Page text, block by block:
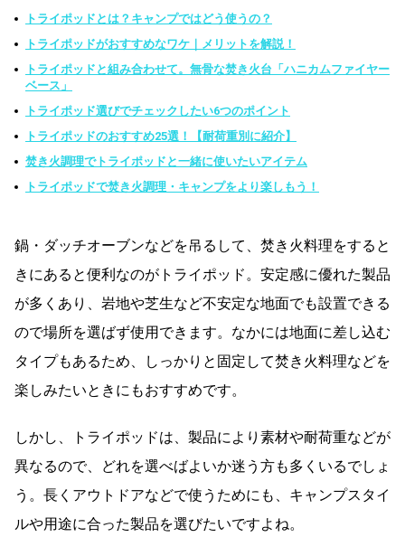
トライポッドとは？キャンプではどう使うの？
トライポッドがおすすめなワケ｜メリットを解説！
トライポッドと組み合わせて。無骨な焚き火台「ハニカムファイヤー
ベース」
トライポッド選びでチェックしたい6つのポイント
トライポッドのおすすめ25選！【耐荷重別に紹介】
焚き火調理でトライポッドと一緒に使いたいアイテム
トライポッドで焚き火調理・キャンプをより楽しもう！
鍋・ダッチオーブンなどを吊るして、焚き火料理をすると
きにあると便利なのがトライポッド。安定感に優れた製品
が多くあり、岩地や芝生など不安定な地面でも設置できる
ので場所を選ばず使用できます。なかには地面に差し込む
タイプもあるため、しっかりと固定して焚き火料理などを
楽しみたいときにもおすすめです。
しかし、トライポッドは、製品により素材や耐荷重などが
異なるので、どれを選べばよいか迷う方も多くいるでしょ
う。長くアウトドアなどで使うためにも、キャンプスタイ
ルや用途に合った製品を選びたいですよね。